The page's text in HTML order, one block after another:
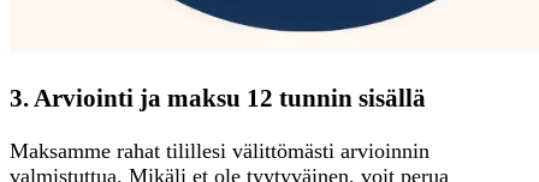
3. Arviointi ja maksu 12 tunnin sisällä
Maksamme rahat tilillesi välittömästi arvioinnin
valmistuttua. Mikäli et ole tyytyväinen, voit perua